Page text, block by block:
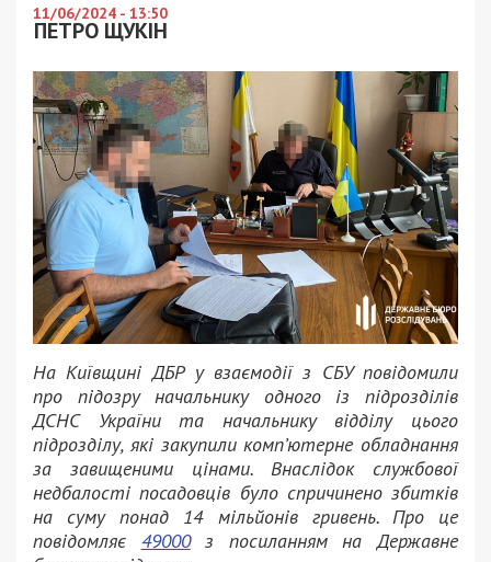
11/06/2024 - 13:50
ПЕТРО ЩУКІН
На Київщині ДБР у взаємодії з СБУ повідомили
про підозру начальнику одного із підрозділів
ДСНС України та начальнику відділу цього
підрозділу, які закупили комп’ютерне обладнання
за завищеними цінами. Внаслідок службової
недбалості посадовців було спричинено збитків
на суму понад 14 мільйонів гривень. Про це
повідомляє 49000з посиланням на Державне